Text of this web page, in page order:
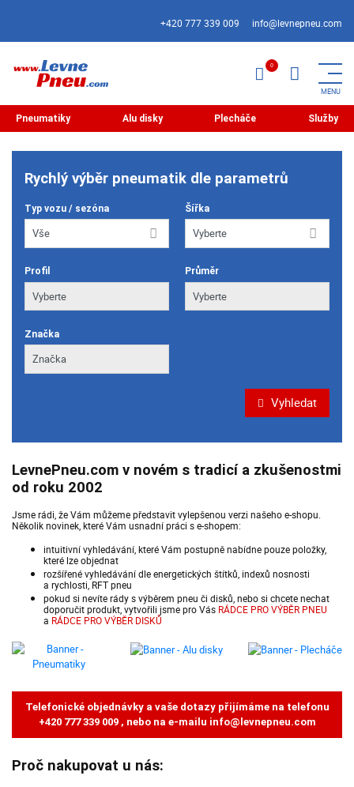
+420 777 339 009 info@levnepneu.com
Pneumatiky Alu disky Plecháče Služby
Rychlý výběr pneumatik dle parametrů
Typ vozu / sezóna Šířka
Profil Průměr
Značka
Vyhledat
LevnePneu.com v novém s tradicí a zkušenostmi
od roku 2002
Jsme rádi, že Vám můžeme představit vylepšenou verzi našeho e-shopu.
Několik novinek, které Vám usnadní práci s e-shopem:
intuitivní vyhledávání, které Vám postupně nabídne pouze položky,
které lze objednat
rozšířené vyhledávání dle energetických štítků, indexů nosnosti
a rychlosti, RFT pneu
pokud si nevíte rády s výběrem pneu či disků, nebo si chcete nechat
doporučit produkt, vytvořili jsme pro Vás RÁDCE PRO VÝBĚR PNEU
a RÁDCE PRO VÝBĚR DISKŮ
Telefonické objednávky a vaše dotazy přijímáme na telefonu
+420 777 339 009, nebo na e-mailu info@levnepneu.com
Proč nakupovat u nás: